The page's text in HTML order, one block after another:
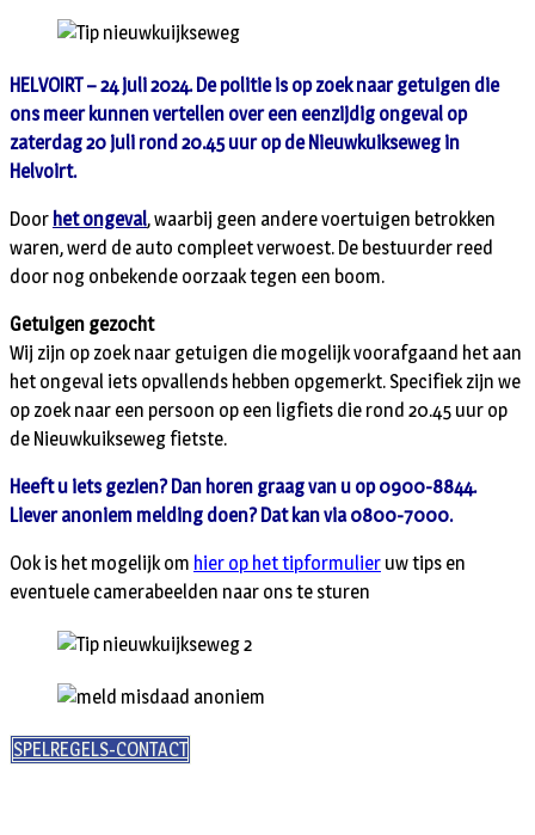
HELVOIRT – 24 juli 2024. De politie is op zoek naar getuigen die
ons meer kunnen vertellen over een eenzijdig ongeval op
zaterdag 20 juli rond 20.45 uur op de Nieuwkuikseweg in
Helvoirt.
Door het ongeval, waarbij geen andere voertuigen betrokken
waren, werd de auto compleet verwoest. De bestuurder reed
door nog onbekende oorzaak tegen een boom.
Getuigen gezocht
Wij zijn op zoek naar getuigen die mogelijk voorafgaand het aan
het ongeval iets opvallends hebben opgemerkt. Specifiek zijn we
op zoek naar een persoon op een ligfiets die rond 20.45 uur op
de Nieuwkuikseweg fietste.
Heeft u iets gezien? Dan horen graag van u op 0900-8844.
Liever anoniem melding doen? Dat kan via 0800-7000.
Ook is het mogelijk om hier op het tipformulier uw tips en
eventuele camerabeelden naar ons te sturen
SPELREGELS-CONTACT